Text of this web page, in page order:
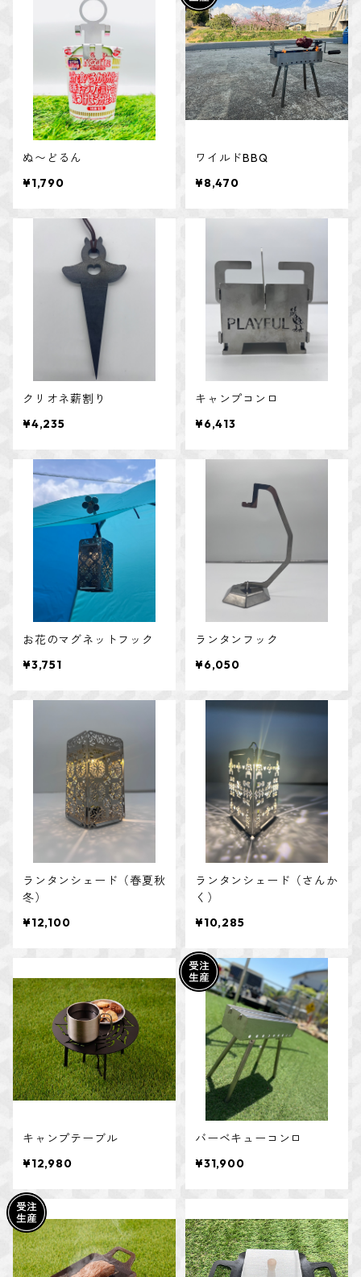
ぬ〜どるん
¥1,790
ワイルドBBQ
¥8,470
クリオネ薪割り
¥4,235
キャンプコンロ
¥6,413
お花のマグネットフック
¥3,751
ランタンフック
¥6,050
ランタンシェード（春夏秋
冬）
¥12,100
ランタンシェード（さんか
く）
¥10,285
キャンプテーブル
¥12,980
バーベキューコンロ
¥31,900